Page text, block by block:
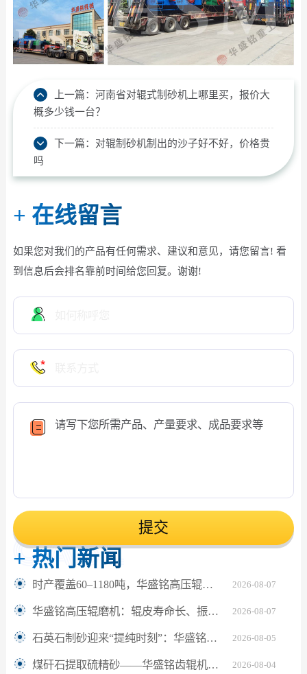
上一篇： 河南省对辊式制砂机上哪里买，报价大
概多少钱一台？
下一篇： 对辊制砂机制出的沙子好不好，价格贵
吗
+ 在线留言
如果您对我们的产品有任何需求、建议和意见，请您留言! 看
到信息后会排名靠前时间给您回复。谢谢!
提交
+ 热门新闻
2026-08-07
时产覆盖60–1180吨，华盛铭高压辊磨机轻松应对鹅卵石制砂
2026-08-07
华盛铭高压辊磨机：辊皮寿命长、振动小，满足水泥熟料24小时连续粉磨
2026-08-05
石英石制砂迎来“提纯时刻”：华盛铭对辊机如何坐稳高纯砂生产C位？
2026-08-04
煤矸石提取硫精砂——华盛铭齿辊机助解离更充分